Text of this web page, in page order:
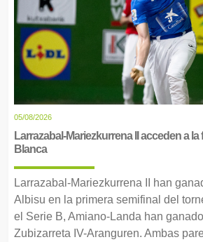
05/08/2026
Larrazabal-Mariezkurrena II acceden a
Blanca
Larrazabal-Mariezkurrena II han
Albisu en la primera semifinal del
el Serie B, Amiano-Landa han
Zubizarreta IV-Aranguren. Ambas